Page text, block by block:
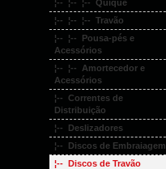
¦-- ¦-- ¦-- Quique
¦-- ¦-- ¦-- Travão
¦-- ¦-- Pousa-pés e
Acessórios
¦-- ¦-- Amortecedor e
Acessórios
¦-- Correntes de
Distribuição
¦-- Deslizadores
¦-- Discos de Embraiagem
¦-- Discos de Travão